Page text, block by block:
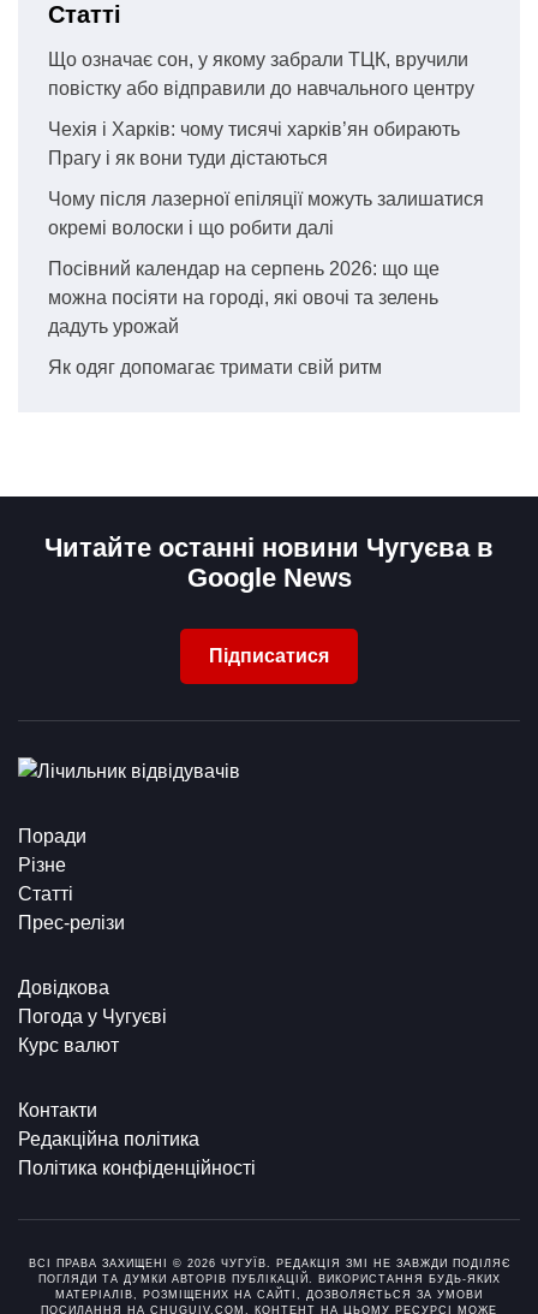
Статті
Що означає сон, у якому забрали ТЦК, вручили
повістку або відправили до навчального центру
Чехія і Харків: чому тисячі харків’ян обирають
Прагу і як вони туди дістаються
Чому після лазерної епіляції можуть залишатися
окремі волоски і що робити далі
Посівний календар на серпень 2026: що ще
можна посіяти на городі, які овочі та зелень
дадуть урожай
Як одяг допомагає тримати свій ритм
Читайте останні новини Чугуєва в
Google News
Підписатися
Поради
Різне
Статті
Прес-релізи
Довідкова
Погода у Чугуєві
Курс валют
Контакти
Редакційна політика
Політика конфіденційності
ВСІ ПРАВА ЗАХИЩЕНІ © 2026 ЧУГУЇВ. РЕДАКЦІЯ ЗМІ НЕ ЗАВЖДИ ПОДІЛЯЄ
ПОГЛЯДИ ТА ДУМКИ АВТОРІВ ПУБЛІКАЦІЙ. ВИКОРИСТАННЯ БУДЬ-ЯКИХ
МАТЕРІАЛІВ, РОЗМІЩЕНИХ НА САЙТІ, ДОЗВОЛЯЄТЬСЯ ЗА УМОВИ
ПОСИЛАННЯ НА CHUGUIV.COM. КОНТЕНТ НА ЦЬОМУ РЕСУРСІ МОЖЕ